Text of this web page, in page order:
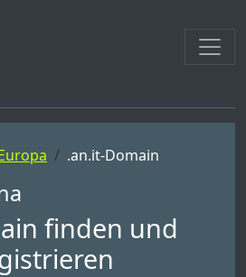
.an.it-Domain
finden und